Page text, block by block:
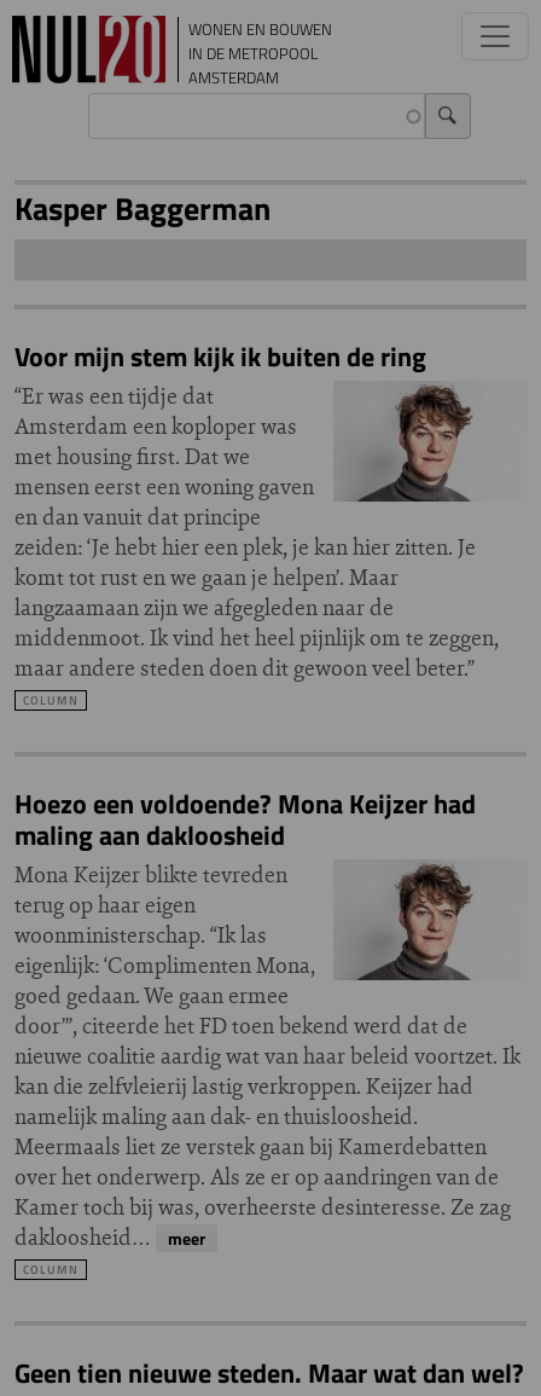
Overslaan en naar de inhoud gaan
WONEN EN BOUWEN
IN DE METROPOOL
AMSTERDAM
Voor mijn stem kijk ik buiten de ring
“Er was een tijdje dat
Amsterdam een koploper was
met housing first. Dat we
mensen eerst een woning gaven
en dan vanuit dat principe
zeiden: ‘Je hebt hier een plek, je kan hier zitten. Je
komt tot rust en we gaan je helpen’. Maar
langzaamaan zijn we afgegleden naar de
middenmoot. Ik vind het heel pijnlijk om te zeggen,
maar andere steden doen dit gewoon veel beter.”
COLUMN
Hoezo een voldoende? Mona Keijzer had
maling aan dakloosheid
Mona Keijzer blikte tevreden
terug op haar eigen
woonministerschap. “Ik las
eigenlijk: ‘Complimenten Mona,
goed gedaan. We gaan ermee
door’”, citeerde het FD toen bekend werd dat de
nieuwe coalitie aardig wat van haar beleid voortzet. Ik
kan die zelfvleierij lastig verkroppen. Keijzer had
namelijk maling aan dak- en thuisloosheid.
Meermaals liet ze verstek gaan bij Kamerdebatten
over het onderwerp. Als ze er op aandringen van de
Kamer toch bij was, overheerste desinteresse. Ze zag
dakloosheid…
meer
COLUMN
Geen tien nieuwe steden. Maar wat dan wel?
Kasper Baggerman